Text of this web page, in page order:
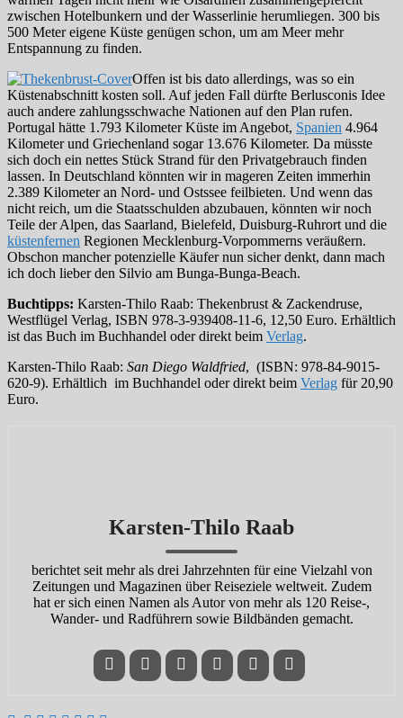
zwischen Hotelbunkern und der Wasserlinie herumliegen. 300 bis
500 Meter eigene Küste genügen schon, um am Meer mehr
Entspannung zu finden.
Offen ist bis dato allerdings, was so ein
Küstenabschnitt kosten soll. Auf jeden Fall dürfte Berlusconis Idee
auch andere zahlungsschwache Nationen auf den Plan rufen.
Portugal hätte 1.793 Kilometer Küste im Angebot, Spanien 4.964
Kilometer und Griechenland sogar 13.676 Kilometer. Da müsste
sich doch ein nettes Stück Strand für den Privatgebrauch finden
lassen. In Deutschland könnten wir in mageren Zeiten immerhin
2.389 Kilometer an Nord- und Ostssee feilbieten. Und wenn das
nicht reich, um die Staatsschulden abzubauen, könnten wir noch
Teile der Alpen, das Saarland, Bielefeld, Duisburg-Ruhrort und die
küstenfernen Regionen Mecklenburg-Vorpommerns veräußern.
Obschon mancher potenzielle Käufer nun sicher denkt, dann mach
ich doch lieber den Silvio am Bunga-Bunga-Beach.
Buchtipps: Karsten-Thilo Raab: Thekenbrust & Zackendruse,
Westflügel Verlag, ISBN 978-3-939408-11-6, 12,50 Euro. Erhältlich
ist das Buch im Buchhandel oder direkt beim Verlag.
Karsten-Thilo Raab: San Diego Waldfried, (ISBN: 978-84-9015-
620-9). Erhältlich im Buchhandel oder direkt beim Verlag für 20,90
Euro.
Karsten-Thilo Raab
berichtet seit mehr als drei Jahrzehnten für eine Vielzahl von
Zeitungen und Magazinen über Reiseziele weltweit. Zudem
hat er sich einen Namen als Autor von mehr als 120 Reise-,
Wander- und Radführern sowie Bildbänden gemacht.